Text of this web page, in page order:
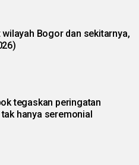
Bogor dan sekitarnya,
tegaskan peringatan
hanya seremonial